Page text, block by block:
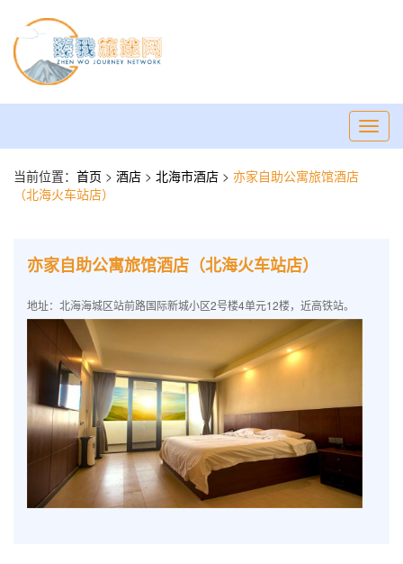
当前位置： 首页 > 酒店 > 北海市酒店 > 亦家自助公寓旅馆酒店
（北海火车站店）
亦家自助公寓旅馆酒店（北海火车站店）
地址：北海海城区站前路国际新城小区2号楼4单元12楼，近高铁站。